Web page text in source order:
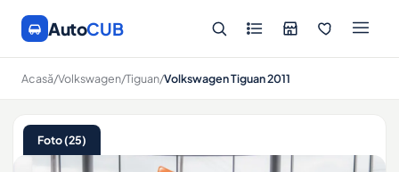
AutoCUB
Acasă/Volkswagen/Tiguan/Volkswagen Tiguan 2011
Foto (25)